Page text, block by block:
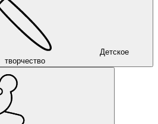
Детское
творчество